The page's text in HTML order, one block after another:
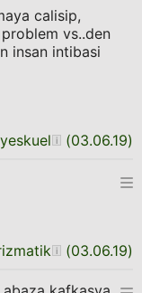
calisip,
vs..den
insan intibasi
(03.06.19)
(03.06.19)